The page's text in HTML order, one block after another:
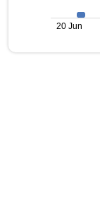
20 Jun